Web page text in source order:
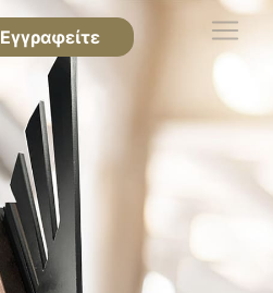
Εγγραφείτε